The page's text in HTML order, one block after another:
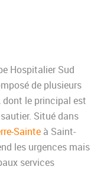
Hospitalier Sud
de plusieurs
le principal est
Situé dans
Sainte à Saint-
les urgences mais
services